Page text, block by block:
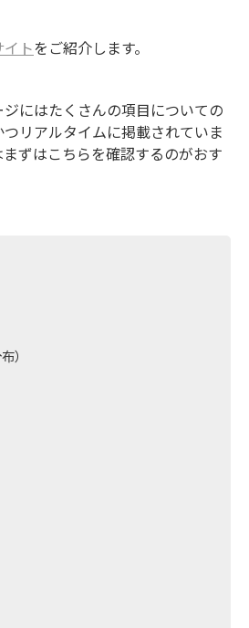
トをご紹介します。
にはたくさんの項目についての
リアルタイムに掲載されていま
ずはこちらを確認するのがおす
）